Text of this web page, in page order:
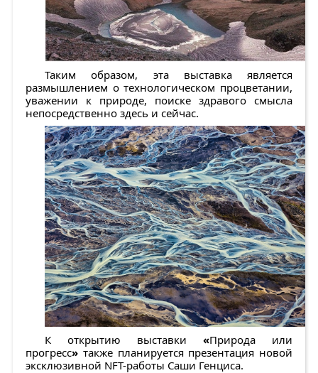
Таким образом, эта выставка является
размышлением о технологическом процветании,
уважении к природе, поиске здравого смысла
непосредственно здесь и сейчас.
К открытию выставки «Природа или
прогресс» также планируется презентация новой
эксклюзивной NFT-работы Саши Генциса.